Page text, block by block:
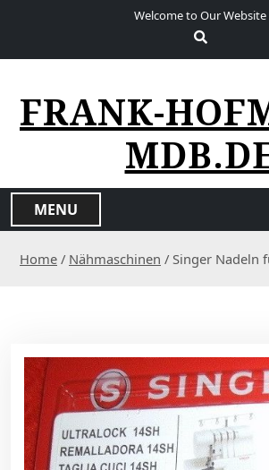
Welcome to Our Website
FRANK-
MENU
Home / Nähmaschinen / Singer Nadeln